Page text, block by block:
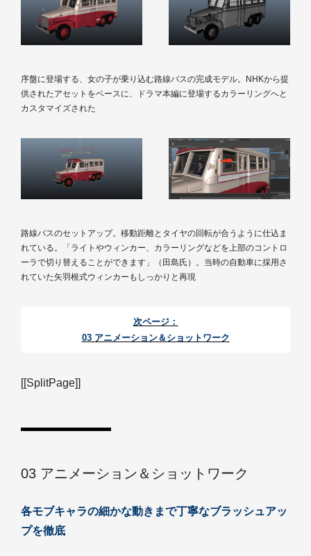
序盤に登場する、女の子が乗り込む路線バスの完成モデル。NHKから提
供されたアセットをベースに、ドラマ本編に登場するカラーリングへと
カスタマイズされた
路線バスのセットアップ。移動距離とタイヤの回転が合うように仕込ま
れている。「ライトやウィンカー、カラーリングなどを上部のコントロ
ーラで切り替えることができます」（田島氏）。当時の自動車に採用さ
れていた矢羽根式ウィンカーもしっかりと再現
次ページ：
03 アニメーション＆ショットワーク
[[SplitPage]]
03 アニメーション＆ショットワーク
各モブキャラの細かな動きまで丁寧なブラッシュアッ
プを徹底